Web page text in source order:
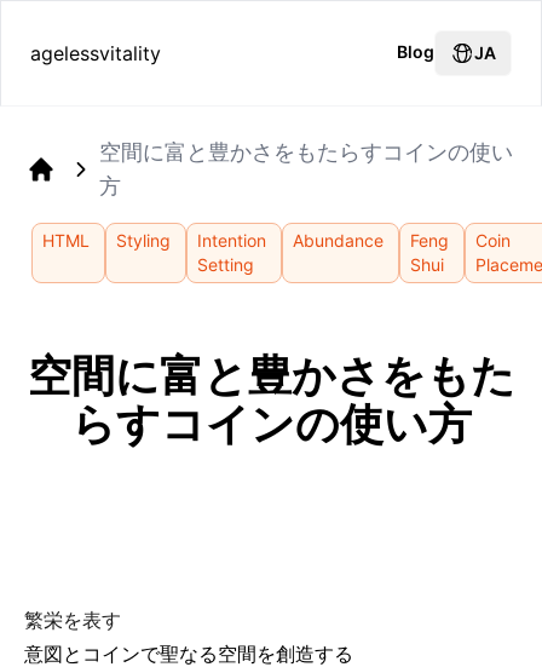
agelessvitality Blog JA
空間に富と豊かさをもたらすコインの使い
方
HTML Styling
Intention
Setting
Abundance
Feng
Shui
Coin
空間に富と豊かさをもた
らすコインの使い方
繁栄を表す
意図とコインで聖なる空間を創造する